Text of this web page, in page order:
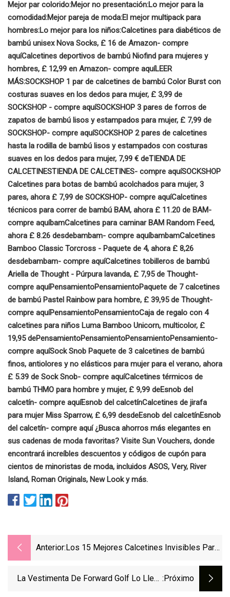
Mejor par colorido:Mejor no presentación:Lo mejor para la
comodidad:Mejor pareja de moda:El mejor multipack para
hombres:Lo mejor para los niños:Calcetines para diabéticos de
bambú unisex Nova Socks, £ 16 de Amazon- compre
aquíCalcetines deportivos de bambú Niofind para mujeres y
hombres, £ 12,99 en Amazon- compre aquíLEER
MÁS:SOCKSHOP 1 par de calcetines de bambú Color Burst con
costuras suaves en los dedos para mujer, £ 3,99 de
SOCKSHOP - compre aquíSOCKSHOP 3 pares de forros de
zapatos de bambú lisos y estampados para mujer, £ 7,99 de
SOCKSHOP- compre aquíSOCKSHOP 2 pares de calcetines
hasta la rodilla de bambú lisos y estampados con costuras
suaves en los dedos para mujer, 7,99 € deTIENDA DE
CALCETINESTIENDA DE CALCETINES- compre aquíSOCKSHOP
Calcetines para botas de bambú acolchados para mujer, 3
pares, ahora £ 7,99 de SOCKSHOP- compre aquíCalcetines
técnicos para correr de bambú BAM, ahora £ 11.20 de BAM-
compre aquíbamCalcetines para caminar BAM Random Feed,
ahora £ 8.26 desdebambam- compre aquíbambamCalcetines
Bamboo Classic Torcross - Paquete de 4, ahora £ 8,26
desdebambam- compre aquíCalcetines tobilleros de bambú
Ariella de Thought - Púrpura lavanda, £ 7,95 de Thought-
compre aquíPensamientoPensamientoPaquete de 7 calcetines
de bambú Pastel Rainbow para hombre, £ 39,95 de Thought-
compre aquíPensamientoPensamientoCaja de regalo con 4
calcetines para niños Luma Bamboo Unicorn, multicolor, £
19,95 dePensamientoPensamientoPensamientoPensamiento-
compre aquíSock Snob Paquete de 3 calcetines de bambú
finos, antiolores y no elásticos para mujer para el verano, ahora
£ 5.39 de Sock Snob- compre aquíCalcetines térmicos de
bambú THMO para hombre y mujer, £ 9,99 deEsnob del
calcetín- compre aquíEsnob del calcetínCalcetines de jirafa
para mujer Miss Sparrow, £ 6,99 desdeEsnob del calcetínEsnob
del calcetín- compre aquí¿Busca ahorros más elegantes en
sus cadenas de moda favoritas? Visite Sun Vouchers, donde
encontrará increíbles descuentos y códigos de cupón para
cientos de minoristas de moda, incluidos ASOS, Very, River
Island, Roman Originals, New Look y más.
Anterior: Los 15 Mejores Calcetines Invisibles Para
Incógnito
La Vestimenta De Forward Golf Lo Lleva :próximo